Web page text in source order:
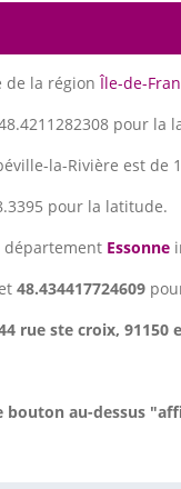
de la régionÎle-de-
pour la
la-Rivière est de
pour la latitude.
département Essonne
et 48.434417724609
rue ste croix, 91150
bouton au-dessus